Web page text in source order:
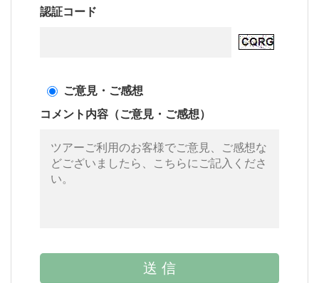
認証コード
ご意見・ご感想
コメント内容（ご意見・ご感想）